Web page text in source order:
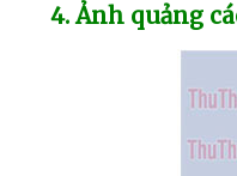
4. Ảnh quảng